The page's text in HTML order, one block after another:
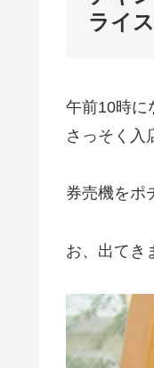
ライ
午前10時に
さっそく入
券売機をポ
お、出てき